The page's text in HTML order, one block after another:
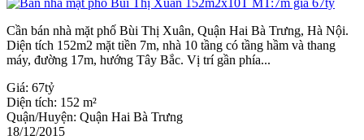
Cần bán nhà mặt phố Bùi Thị Xuân, Quận Hai Bà Trưng, Hà Nội.
Diện tích 152m2 mặt tiền 7m, nhà 10 tầng có tầng hầm và thang
máy, đường 17m, hướng Tây Bắc. Vị trí gần phía...
Giá: 67tỷ
Diện tích: 152 m²
Quận/Huyện: Quận Hai Bà Trưng
18/12/2015